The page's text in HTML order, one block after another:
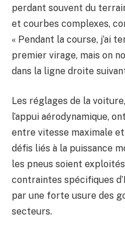
perdant souvent du
et courbes complexes,
« Pendant la course, j’ai
premier virage, mais on
dans la ligne droite
Les réglages de la
l’appui aérodynamique,
entre vitesse maximale
défis liés à la puissance
les pneus soient
contraintes spécifiques
par une forte usure des
secteurs.